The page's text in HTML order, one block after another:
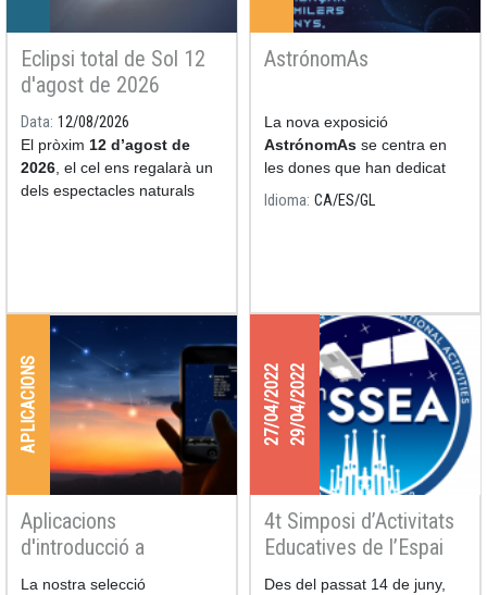
Eclipsi total de Sol 12
d'agost de 2026
Data 12/08/2026
El pròxim 12 d’agost de
2026 , el cel ens regalarà un
dels espectacles naturals
AstrónomAs
La nova exposició
AstrónomAs se centra en
les dones que han dedicat
les seves nits i els seus dies
Idioma CA ES GL
APLICACIONS
Aplicacions
d'introducció a
l'astronomia
La nostra selecció
27/04/202229/04/2022
4t Simposi d’Activitats
Educatives de l’Espai
Des del passat 14 de juny,